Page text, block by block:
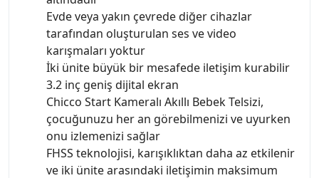
Evde veya yakın çevrede diğer cihazlar
tarafından oluşturulan ses ve video
karışmaları yoktur
İki ünite büyük bir mesafede iletişim kurabilir
3.2 inç geniş dijital ekran
Chicco Start Kameralı Akıllı Bebek Telsizi,
çocuğunuzu her an görebilmenizi ve uyurken
onu izlemenizi sağlar
FHSS teknolojisi, karışıklıktan daha az etkilenir
ve iki ünite arasındaki iletişimin maksimum